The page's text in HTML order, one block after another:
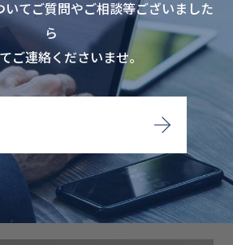
いてご質問やご相談等ございました
ら
ご連絡くださいませ。